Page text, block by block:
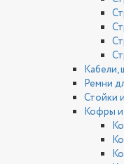
Кабели,
Ремни
Стойки
Кофры и